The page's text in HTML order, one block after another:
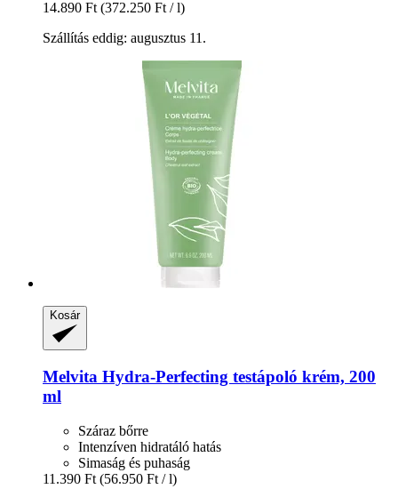
14.890 Ft (372.250 Ft / l)
Szállítás eddig: augusztus 11.
Kosár
Melvita Hydra-​Perfecting testápoló krém, 200
ml
Száraz bőrre
Intenzíven hidratáló hatás
Simaság és puhaság
11.390 Ft (56.950 Ft / l)